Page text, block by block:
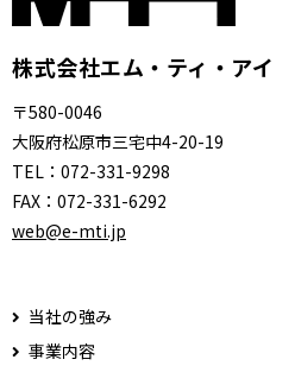
株式会社エム・ティ・アイ
〒580-0046
大阪府松原市三宅中4-20-19
TEL： 072-331-9298
FAX： 072-331-6292
web@e-mti.jp
当社の強み
事業内容